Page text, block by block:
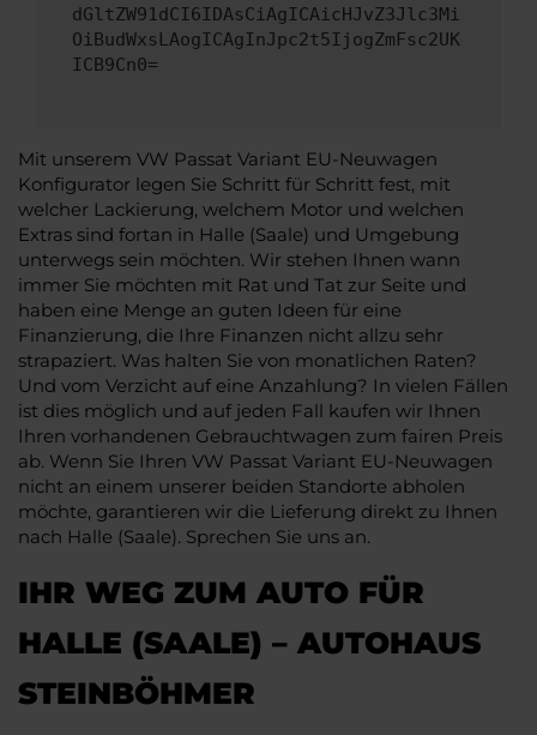
dGltZW91dCI6IDAsCiAgICAicHJvZ3Jlc3Mi
OiBudWxsLAogICAgInJpc2t5IjogZmFsc2UK
ICB9Cn0=
Mit unserem VW Passat Variant EU-Neuwagen
Konfigurator legen Sie Schritt für Schritt fest, mit
welcher Lackierung, welchem Motor und welchen
Extras sind fortan in Halle (Saale) und Umgebung
unterwegs sein möchten. Wir stehen Ihnen wann
immer Sie möchten mit Rat und Tat zur Seite und
haben eine Menge an guten Ideen für eine
Finanzierung, die Ihre Finanzen nicht allzu sehr
strapaziert. Was halten Sie von monatlichen Raten?
Und vom Verzicht auf eine Anzahlung? In vielen Fällen
ist dies möglich und auf jeden Fall kaufen wir Ihnen
Ihren vorhandenen Gebrauchtwagen zum fairen Preis
ab. Wenn Sie Ihren VW Passat Variant EU-Neuwagen
nicht an einem unserer beiden Standorte abholen
möchte, garantieren wir die Lieferung direkt zu Ihnen
nach Halle (Saale). Sprechen Sie uns an.
IHR WEG ZUM AUTO FÜR
HALLE (SAALE) – AUTOHAUS
STEINBÖHMER